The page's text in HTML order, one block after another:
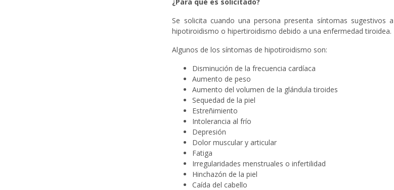
Se solicita cuando una persona presenta síntomas sugestivos a
hipotiroidismo o hipertiroidismo debido a una enfermedad tiroidea.
Algunos de los síntomas de hipotiroidismo son:
Disminución de la frecuencia cardíaca
Aumento de peso
Aumento del volumen de la glándula tiroides
Sequedad de la piel
Estreñimiento
Intolerancia al frío
Depresión
Dolor muscular y articular
Fatiga
Irregularidades menstruales o infertilidad
Hinchazón de la piel
Caída del cabello